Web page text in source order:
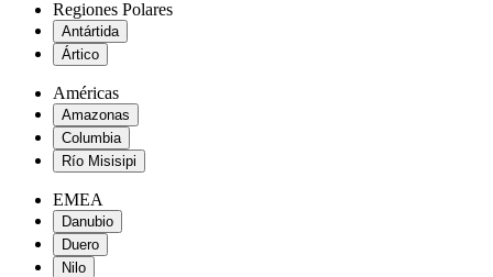
Regiones Polares
Antártida
Ártico
Américas
Amazonas
Columbia
Río Misisipi
EMEA
Danubio
Duero
Nilo